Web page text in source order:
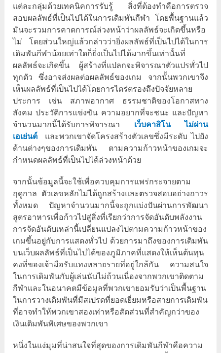
แต่ละกลุ่มด้วยเทคนิคการรับรู้ สิ่งที่ต้องทำคือการตรวจ
สอบผลลัพธ์ที่เป็นไปได้ในการเดิมพันกีฬา โดยพื้นฐานแล้ว
มันจะรวมการคาดการณ์ล่วงหน้าว่าผลลัพธ์จะเกิดขึ้นหรือ
ไม่ โดยส่วนใหญ่แล้วกล่าวว่ายิ่งผลลัพธ์ที่เป็นไปได้ในการ
เดิมพันกีฬาน้อยเท่าใดก็ยิ่งเป็นไปได้มากขึ้นเท่านั้นที่
ผลลัพธ์จะเกิดขึ้น ผู้สร้างที่แปลกจะพิจารณาตัวแปรทั่วไป
ทุกตัว ซึ่งอาจส่งผลต่อผลลัพธ์ของเกม จากนั้นพวกเขาจึง
เห็นผลลัพธ์ที่เป็นไปได้โดยการไตร่ตรองถึงปัจจัยหลาย
ประการ เช่น สภาพอากาศ ธรรมชาติของโอกาสทาง
สังคม ประวัติการแข่งขัน ความอยากที่จะชนะ และปัญหา
จำนวนมากนี้ได้รับการพิจารณา เว็บคาสิโน ไม่ผ่าน
เอเย่นต์ และพวกเขาจัดโครงสร้างตัวเลขซึ่งมีระดับ ไปยัง
ด้านต่างๆของการเดิมพัน ตามความก้าวหน้าของเกมจะ
กำหนดผลลัพธ์ที่เป็นไปได้ล่วงหน้าด้วย
จากนั้นข้อมูลนี้จะใช้เพื่อควบคุมการแพร่กระจายตาม
ฤดูกาล ตัวเลขหลักไม่ได้ถูกสร้างและตรวจสอบอย่างถาวร
ทั้งหมด ปัญหาจำนวนมากนี้จะถูกแบ่งปันผ่านการพัฒนา
สูตรอาหารเพื่อก้าวไปสู่สิ่งที่เรียกว่าการจัดอันดับพลังงาน
การจัดอันดับเหล่านี้เปลี่ยนแปลงไปตามความก้าวหน้าของ
เกมขึ้นอยู่กับการแสดงทั่วไป ด้วยการมาถึงของการเดิมพัน
บนเว็บผลลัพธ์ที่เป็นไปได้ของภูมิภาคที่แสดงให้เห็นต้นทุน
คงที่ของเจ้ามือรับแทงหลายรายที่อยู่ใกล้กัน ความสนใจ
ในการเดิมพันกับผู้เล่นนับไม่ถ้วนเนื่องจากพวกเขาติดตาม
กีฬาและในอนาคตมีข้อมูลที่พวกเขายอมรับว่าเป็นพื้นฐาน
ในการวางเดิมพันที่มีสเปรดที่ยอดเยี่ยมหรือสายการเดิมพัน
ที่อาจทำให้พวกเขาสองเท่าหรือสัดส่วนที่สำคัญกว่าของ
เงินเดิมพันพิเศษของพวกเขา
หนึ่งในแง่มุมที่น่าสนใจที่สุดของการเดิมพันกีฬาคือความ